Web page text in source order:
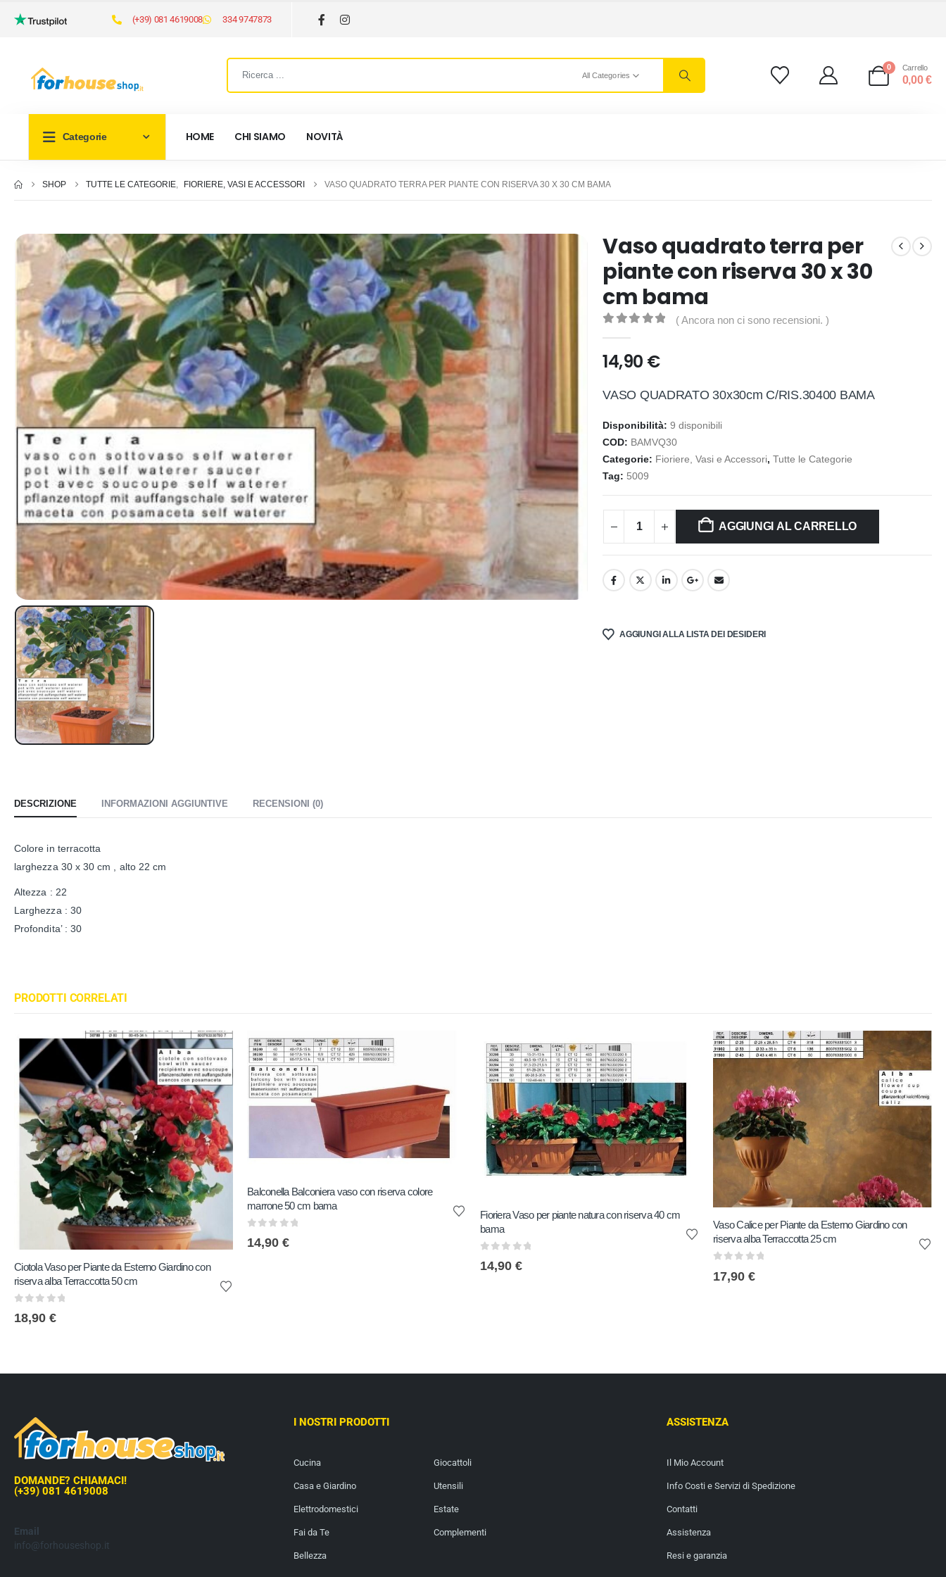
(+39) 081 4619008 334 9747873
All Categories
0 Carrello
0,00€
Categorie HOME CHI SIAMO NOVITÀ
SHOP TUTTE LE CATEGORIE, FIORIERE, VASI E ACCESSORI VASO QUADRATO TERRA PER PIANTE CON RISERVA 30 X 30 CM BAMA
Vaso quadrato terra per
piante con riserva 30 x 30
cm bama
( Ancora non ci sono recensioni. )
14,90 €
VASO QUADRATO 30x30cm C/RIS.30400 BAMA
Disponibilità:9 disponibili
COD: BAMVQ30
Categorie: Fioriere, Vasi e Accessori,Tutte le Categorie
Tag: 5009
AGGIUNGI AL CARRELLO
AGGIUNGI ALLA LISTA DEI DESIDERI
DESCRIZIONE INFORMAZIONI AGGIUNTIVE RECENSIONI (0)
Colore in terracotta
larghezza 30 x 30 cm , alto 22 cm
Altezza : 22
Larghezza : 30
Profondita’ : 30
PRODOTTI CORRELATI
Ciotola Vaso per Piante da Esterno Giardino con
riserva alba Terraccotta 50 cm
18,90 €
Balconella Balconiera vaso con riserva colore
marrone 50 cm bama
14,90 €
Fioriera Vaso per piante natura con riserva 40 cm
bama
14,90 €
Vaso Calice per Piante da Esterno Giardino con
riserva alba Terraccotta 25 cm
17,90 €
DOMANDE? CHIAMACI!
(+39) 081 4619008
Email
info@forhouseshop.it
I NOSTRI PRODOTTI
Cucina
Casa e Giardino
Elettrodomestici
Fai da Te
Bellezza
Giocattoli
Utensili
Estate
Complementi
ASSISTENZA
Il Mio Account
Info Costi e Servizi di Spedizione
Contatti
Assistenza
Resi e garanzia